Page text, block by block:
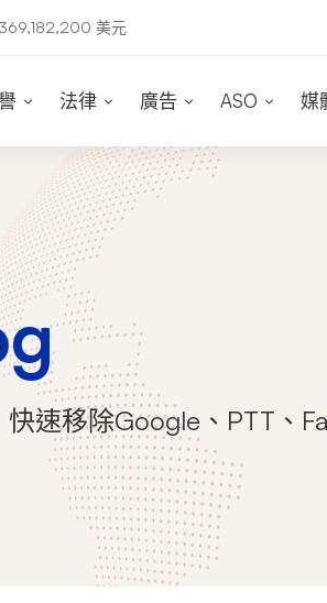
美元
法律 廣告 ASO 媒
速移除Google、PTT、